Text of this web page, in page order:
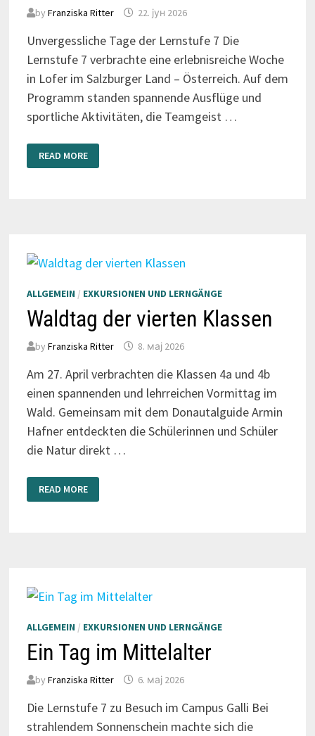
by Franziska Ritter 22. јун 2026
Unvergessliche Tage der Lernstufe 7 Die
Lernstufe 7 verbrachte eine erlebnisreiche Woche
in Lofer im Salzburger Land – Österreich. Auf dem
Programm standen spannende Ausflüge und
sportliche Aktivitäten, die Teamgeist …
SCHULLANDHEIM
IM
SALZBURGER
READ MORE
ALLGEMEIN / EXKURSIONEN UND LERNGÄNGE
Waldtag der vierten Klassen
by Franziska Ritter 8. мај 2026
Am 27. April verbrachten die Klassen 4a und 4b
einen spannenden und lehrreichen Vormittag im
Wald. Gemeinsam mit dem Donautalguide Armin
Hafner entdeckten die Schülerinnen und Schüler
die Natur direkt …
DER
VIERTEN
READ MORE
ALLGEMEIN / EXKURSIONEN UND LERNGÄNGE
Ein Tag im Mittelalter
by Franziska Ritter 6. мај 2026
Die Lernstufe 7 zu Besuch im Campus Galli Bei
strahlendem Sonnenschein machte sich die